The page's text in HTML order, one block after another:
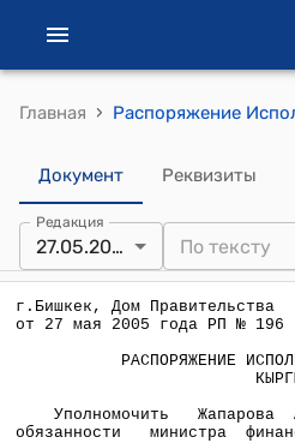
Главная ›
Документ Реквизиты
Редакция
27.05.2005